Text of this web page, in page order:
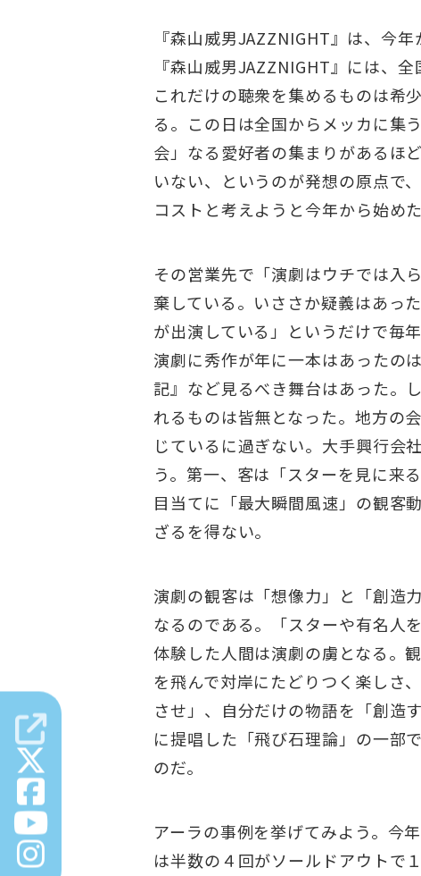
『森山威男JAZZNIGHT』は、今
『森山威男JAZZNIGHT』には、
これだけの聴衆を集めるものは希
る。この日は全国からメッカに集
会」なる愛好者の集まりがあるほ
いない、というのが発想の原点で
コストと考えようと今年から始め
その営業先で「演劇はウチでは入
棄している。いささか疑義はあっ
が出演している」というだけで毎
演劇に秀作が年に一本はあったの
記』など見るべき舞台はあった。
れるものは皆無となった。地方の
じているに過ぎない。大手興行会
う。第一、客は「スターを見に来
目当てに「最大瞬間風速」の観客
ざるを得ない。
演劇の観客は「想像力」と「創造
なるのである。「スターや有名人
体験した人間は演劇の虜となる。
を飛んで対岸にたどりつく楽しさ
させ」、自分だけの物語を「創造
に提唱した「飛び石理論」の一部
のだ。
アーラの事例を挙げてみよう。今
は半数の４回がソールドアウトで